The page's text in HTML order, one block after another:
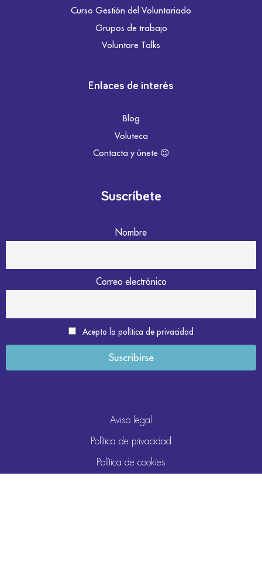
Curso Gestión del Voluntariado
Grupos de trabajo
Voluntare Talks
Enlaces de interés
Blog
Voluteca
Contacta y únete 😉
Suscríbete
Nombre
Correo electrónico
Acepto la política de privacidad
Aviso legal
Política de privacidad
Política de cookies